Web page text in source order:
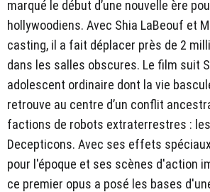
marqué le début d’une nouvelle ère
hollywoodiens. Avec Shia LaBeouf et
casting, il a fait déplacer près de 2
dans les salles obscures. Le film suit
adolescent ordinaire dont la vie
retrouve au centre d’un conflit
factions de robots extraterrestres :
Decepticons. Avec ses effets
pour l'époque et ses scènes d'action
ce premier opus a posé les bases